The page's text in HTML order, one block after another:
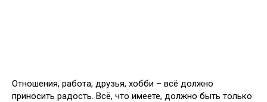
Отношения, работа, друзья, хобби – всё должно
приносить радость. Всё, что имеете, должно быть только